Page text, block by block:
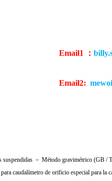
Email1 ：
Email2:
－ Método gravimétrico (GB
caudalímetro de orificio especial para